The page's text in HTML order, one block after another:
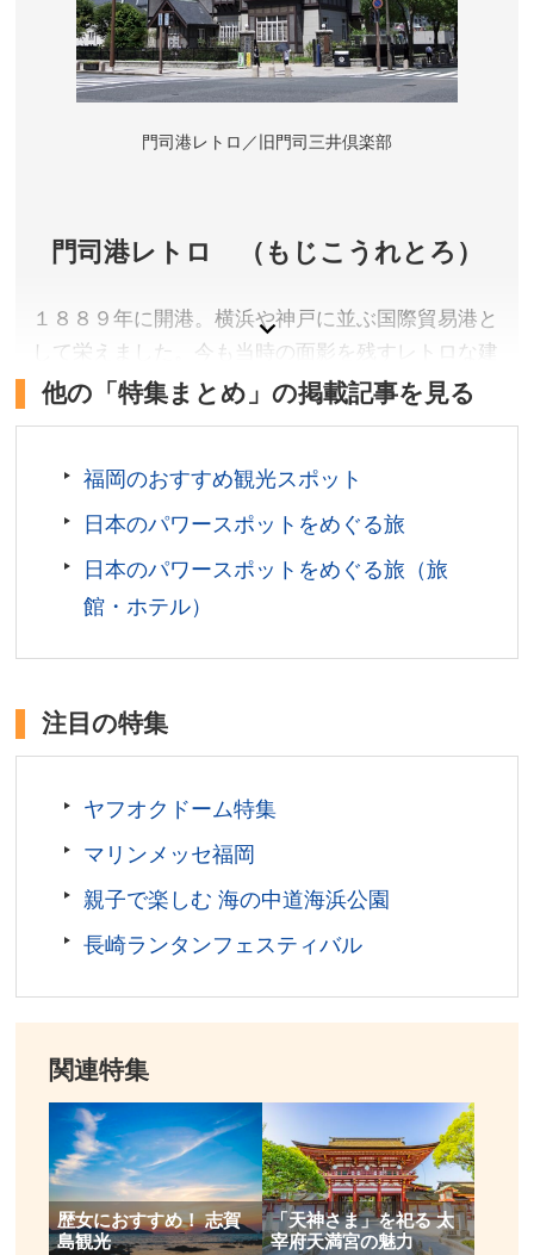
場所／福岡市内
門司港レトロ／旧門司三井倶楽部
門司港レトロ （もじこうれとろ）
１８８９年に開港。横浜や神戸に並ぶ国際貿易港と
して栄えました。今も当時の面影を残すレトロな建
物が数多く建ち並んでいます。
アクセス／JR門司港駅すぐ
お問い合わせ／093-321-4151
他の「特集まとめ」の掲載記事を見る
福岡のおすすめ観光スポット
日本のパワースポットをめぐる旅
日本のパワースポットをめぐる旅（旅
館・ホテル）
注目の特集
ヤフオクドーム特集
マリンメッセ福岡
親子で楽しむ 海の中道海浜公園
長崎ランタンフェスティバル
関連特集
歴女におすすめ！ 志賀
島観光
「天神さま」を祀る 太
宰府天満宮の魅力